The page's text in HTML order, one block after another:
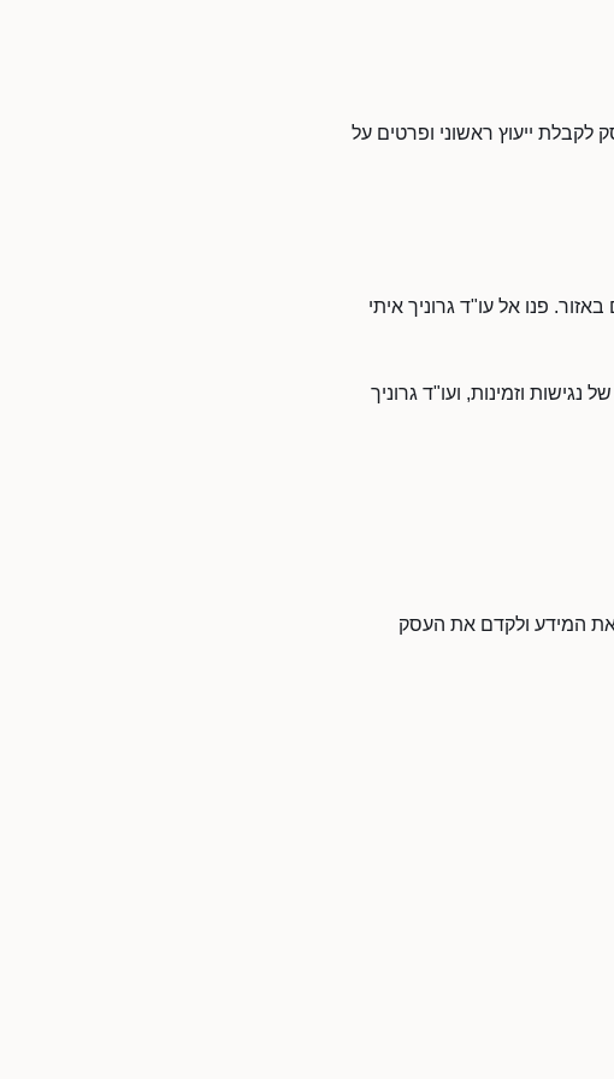
לקבלת ייעוץ ראשוני ופרטים על
פנו אל עו"ד גרוניך איתי
נגישות וזמינות, ועו"ד גרוניך
את המידע ולקדם את העסק